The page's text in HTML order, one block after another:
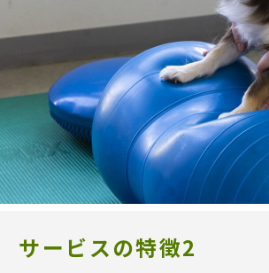
サービスの特徴2